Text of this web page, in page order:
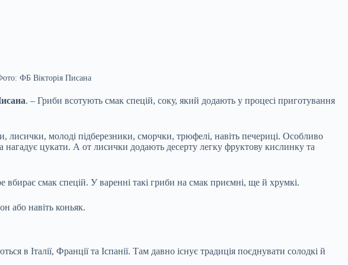
ФБ Вікторія Писана
. – Гриби всотують смак спецій, соку, який додають у процесі приготування
лисички, молоді підберезники, сморчки, трюфелі, навіть печериці. Особливо
нагадує цукати. А от лисички додають десерту легку фруктову кислинку та
вбирає смак спецій. У варенні такі гриби на смак приємні, ще й хрумкі.
або навіть коньяк.
в Італії, Франції та Іспанії. Там давно існує традиція поєднувати солодкі й